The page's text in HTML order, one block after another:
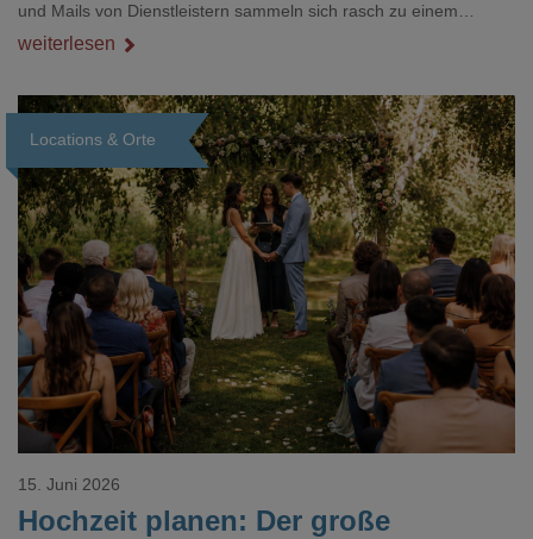
und Mails von Dienstleistern sammeln sich rasch zu einem
unübersichtlichen Stapel. Wer schon einmal kurz vor einem Event
Dokument gesucht hat, kennt das mulmige Gefühl.
weiterlesen
Locations & Orte
Hochzeit planen: Der große
15. Juni 2026